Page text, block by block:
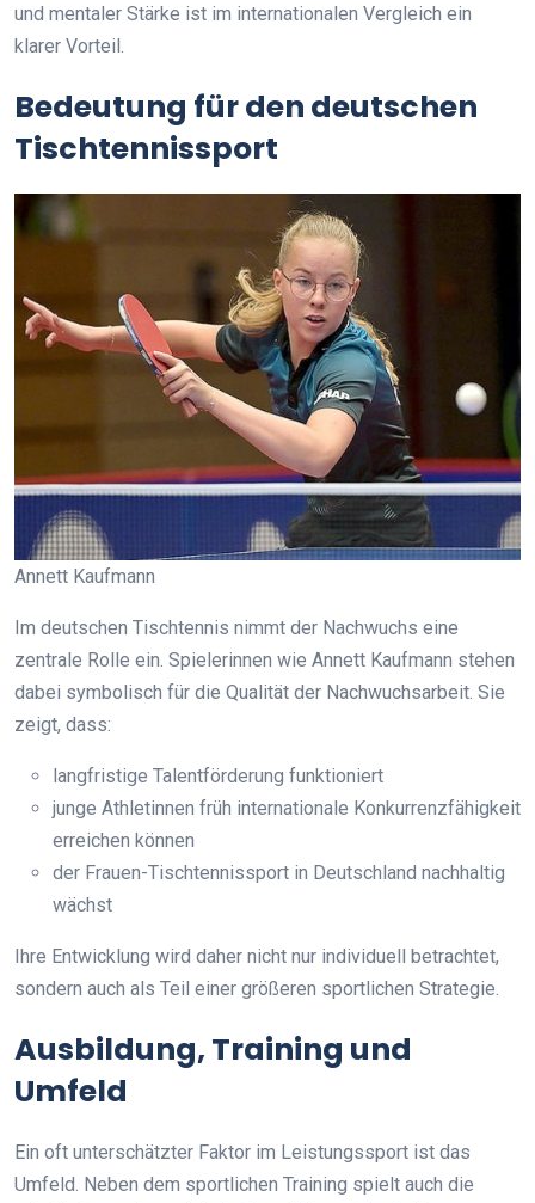
und mentaler Stärke ist im internationalen Vergleich ein
klarer Vorteil.
Bedeutung für den deutschen
Tischtennissport
Annett Kaufmann
Im deutschen Tischtennis nimmt der Nachwuchs eine
zentrale Rolle ein. Spielerinnen wie Annett Kaufmann stehen
dabei symbolisch für die Qualität der Nachwuchsarbeit. Sie
zeigt, dass:
langfristige Talentförderung funktioniert
junge Athletinnen früh internationale Konkurrenzfähigkeit
erreichen können
der Frauen-Tischtennissport in Deutschland nachhaltig
wächst
Ihre Entwicklung wird daher nicht nur individuell betrachtet,
sondern auch als Teil einer größeren sportlichen Strategie.
Ausbildung, Training und
Umfeld
Ein oft unterschätzter Faktor im Leistungssport ist das
Umfeld. Neben dem sportlichen Training spielt auch die